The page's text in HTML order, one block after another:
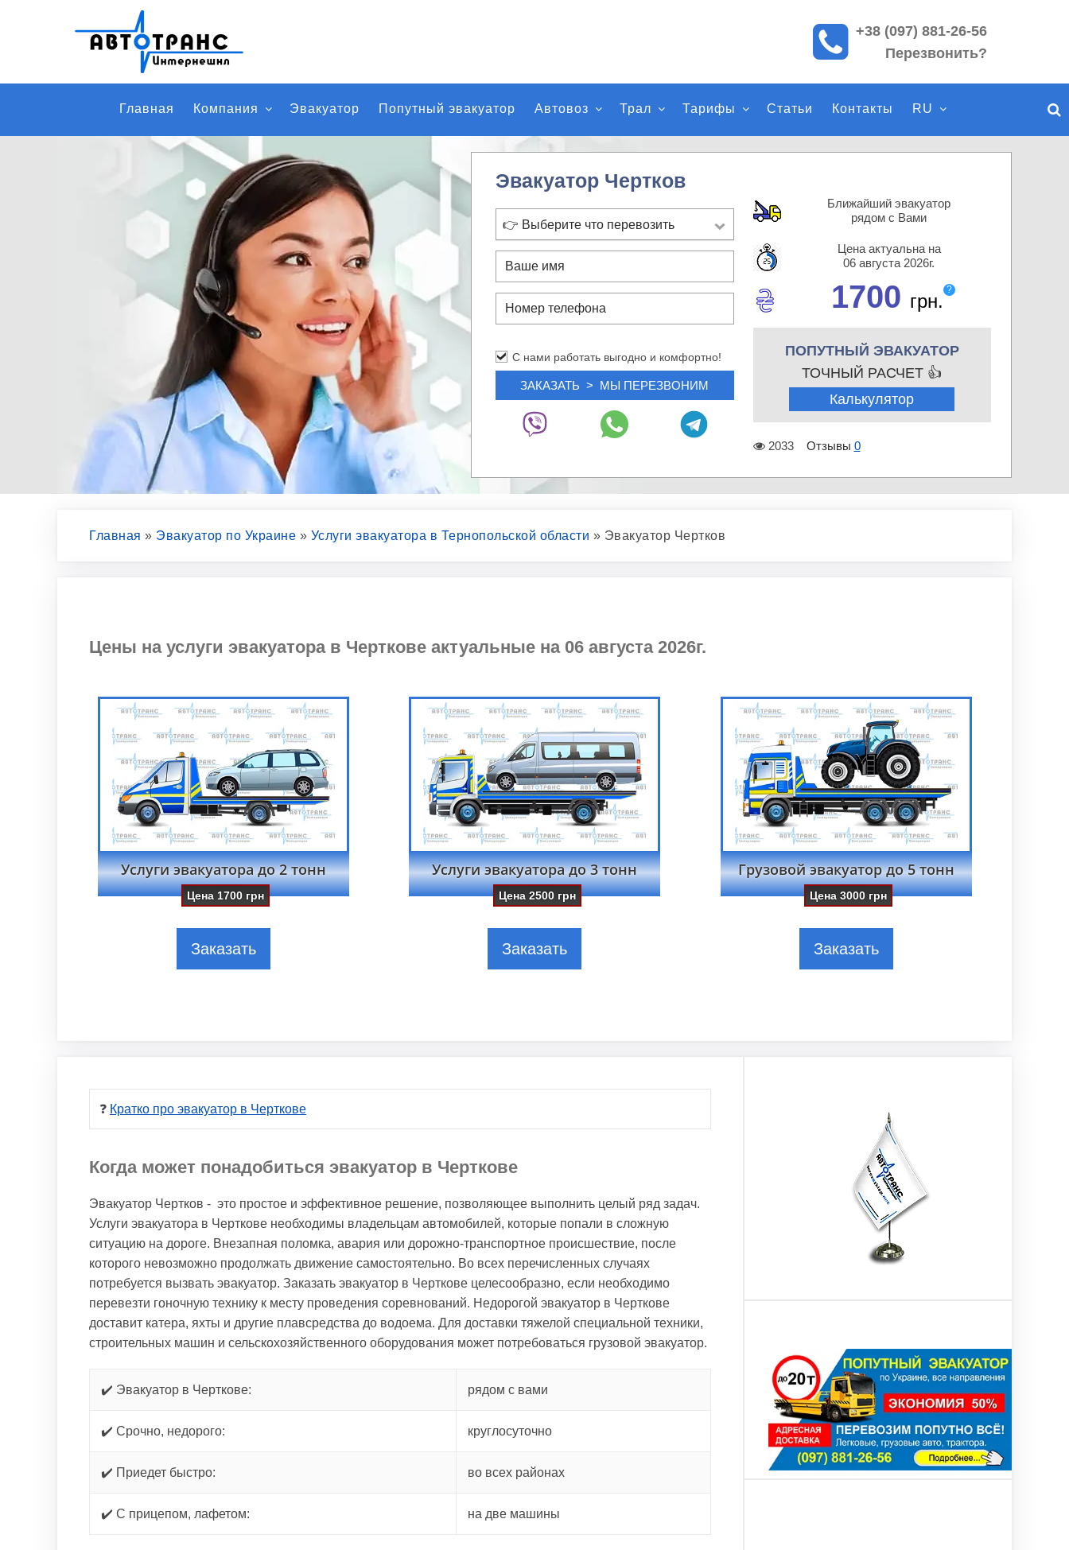
к
п
о
й
у
+38 (097) 881-26-56
Перезвонить?
Главная Компания Эвакуатор Попутный эвакуатор Автовоз Трал Тарифы Статьи Контакты RU
Эвакуатор Чертков
👉 Выберите что перевозить
С нами работать выгодно и комфортно!
Ближайший эвакуатор
рядом с Вами
Цена актуальна на
06 августа 2026г.
1700 грн.
?
ПОПУТНЫЙ ЭВАКУАТОР
ТОЧНЫЙ РАСЧЕТ 👍
Калькулятор
2033 Отзывы 0
Главная » Эвакуатор по Украине » Услуги эвакуатора в Тернопольской области » Эвакуатор Чертков
Цены на услуги эвакуатора в Черткове актуальные на 06 августа 2026г.
Услуги эвакуатора до 2 тонн
Цена 1700 грн
Заказать
Услуги эвакуатора до 3 тонн
Цена 2500грн
Заказать
Грузовой эвакуатор до 5 тонн
Цена3000 грн
Заказать
❓ Кратко про эвакуатор в Черткове
Когда может понадобиться эвакуатор в Черткове
Эвакуатор Чертков - это простое и эффективное решение, позволяющее выполнить целый ряд задач.
Услуги эвакуатора в Черткове необходимы владельцам автомобилей, которые попали в сложную
ситуацию на дороге. Внезапная поломка, авария или дорожно-транспортное происшествие, после
которого невозможно продолжать движение самостоятельно. Во всех перечисленных случаях
потребуется вызвать эвакуатор. Заказать эвакуатор в Черткове целесообразно, если необходимо
перевезти гоночную технику к месту проведения соревнований. Недорогой эвакуатор в Черткове
доставит катера, яхты и другие плавсредства до водоема. Для доставки тяжелой специальной техники,
строительных машин и сельскохозяйственного оборудования может потребоваться грузовой эвакуатор.
✔️ Эвакуатор в Черткове: рядом с вами
✔️ Срочно, недорого: круглосуточно
✔️ Приедет быстро: во всех районах
✔️ С прицепом, лафетом: на две машины